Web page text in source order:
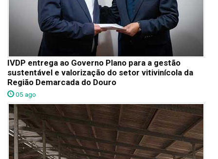
IVDP entrega ao Governo Plano para a gestão
sustentável e valorização do setor vitivinícola da
Região Demarcada do Douro
05 ago